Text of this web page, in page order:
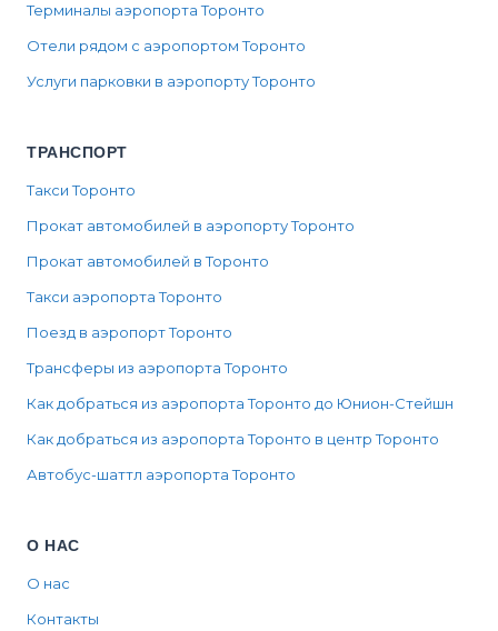
Терминалы аэропорта Торонто
Отели рядом с аэропортом Торонто
Услуги парковки в аэропорту Торонто
ТРАНСПОРТ
Такси Торонто
Прокат автомобилей в аэропорту Торонто
Прокат автомобилей в Торонто
Такси аэропорта Торонто
Поезд в аэропорт Торонто
Трансферы из аэропорта Торонто
Как добраться из аэропорта Торонто до Юнион-Стейшн
Как добраться из аэропорта Торонто в центр Торонто
Автобус-шаттл аэропорта Торонто
О НАС
О нас
Контакты